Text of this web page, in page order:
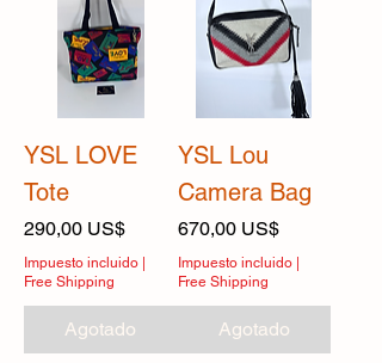
YSL LOVE
Tote
Precio
290,00 US$
Impuesto incluido
Free Shipping
Agotado
YSL Lou
Camera Bag
Precio
670,00 US$
Impuesto incluido|
Free Shipping
Agotado